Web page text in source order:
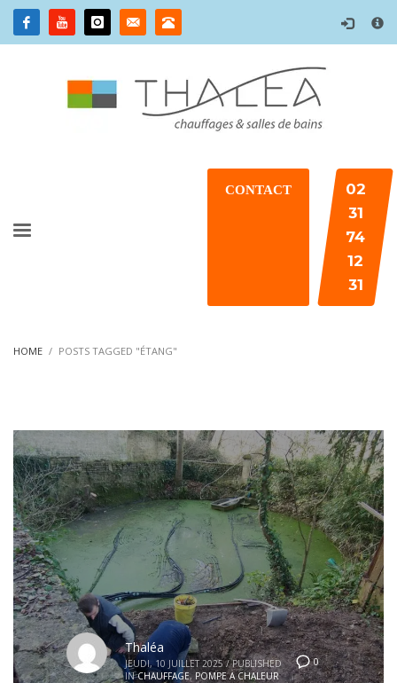
×
CONTACT
02
31
74
12
31
HOME POSTS TAGGED "ÉTANG"
0
Thaléa
JEUDI, 10 JUILLET 2025 / PUBLISHED
IN CHAUFFAGE, POMPE A CHALEUR